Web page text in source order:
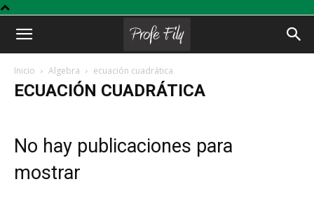
Profe
Inicio Algebra ecuación cuadrática
ECUACIÓN CUADRÁTICA
No hay publicaciones para
mostrar